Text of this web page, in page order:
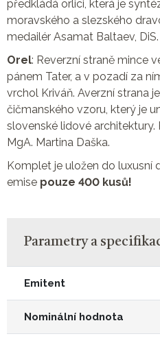
předkládá orlici, která je
moravského a slezského
medailér Asamat Baltaev, DiS.
Orel: Reverzní straně mince
pánem Tater, a v pozadí za
vrchol Kriváň. Averzní strana
čičmanského vzoru, který je
slovenské lidové architektury.
MgA. Martina Daška.
Komplet je uložen do luxusní
emise pouze 400 kusů!
Parametry a
Emitent
Nominální hodnota